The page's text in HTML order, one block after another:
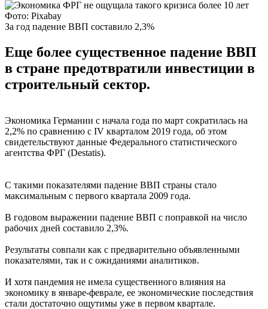
Фото: Pixabay
За год падение ВВП составило 2,3%
Еще более существенное падение ВВП
в стране предотвратили инвестиции в
строительный сектор.
Экономика Германии с начала года по март сократилась на
2,2% по сравнению с IV кварталом 2019 года, об этом
свидетельствуют данные Федерального статистического
агентства ФРГ (Destatis).
С такими показателями падение ВВП страны стало
максимальным с первого квартала 2009 года.
В годовом выражении падение ВВП с поправкой на число
рабочих дней составило 2,3%.
Результаты совпали как с предварительно объявленными
показателями, так и с ожиданиями аналитиков.
И хотя пандемия не имела существенного влияния на
экономику в январе-феврале, ее экономические последствия
стали достаточно ощутимы уже в первом квартале.